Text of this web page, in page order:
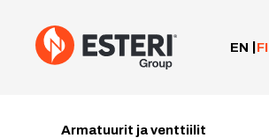
sisältöön
EN
FI
Armatuurit ja venttiilit